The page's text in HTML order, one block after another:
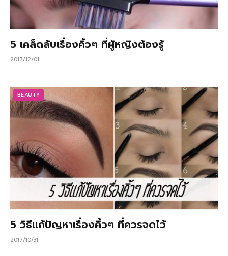
5 เคล็ดลับเรื่องคิ้วๆ ที่ผู้หญิงต้องรู้
2017/12/01
BEAUTY
5 วิธีแก้ปัญหาเรื่องคิ้วๆ ที่ควรจดไว้
2017/10/31